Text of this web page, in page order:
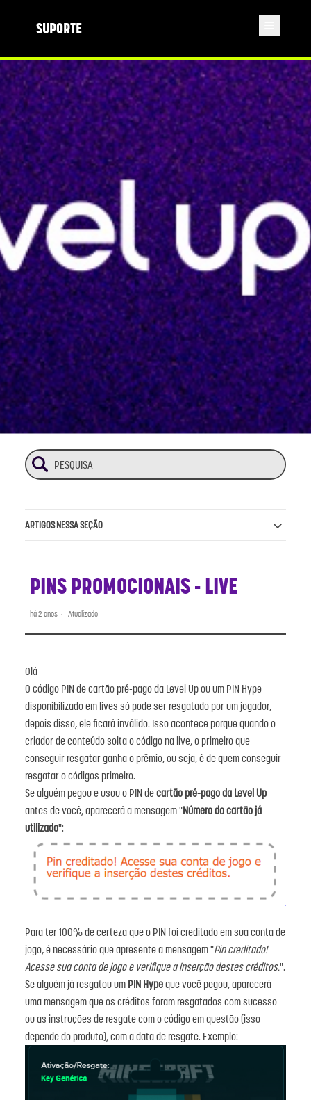
SUPORTE
ARTIGOS NESSA SEÇÃO
PINS PROMOCIONAIS - LIVE
há 2 anos Atualizado
Olá
O código PIN de cartão pré-pago da Level Up ou um PIN Hype
disponibilizado em lives só pode ser resgatado por um jogador,
depois disso, ele ficará inválido. Isso acontece porque quando o
criador de conteúdo solta o código na live, o primeiro que
conseguir resgatar ganha o prêmio, ou seja, é de quem conseguir
resgatar o códigos primeiro.
Se alguém pegou e usou o PIN decartão pré-pago da Level Up
antes de você, aparecerá a mensagem "Número do cartão já
utilizado":
Para ter 100% de certeza que o PIN foi creditado em sua conta de
jogo, é necessário que apresente a mensagem "Pin creditado!
Acesse sua conta de jogo e verifique a inserção destes créditos.".
Se alguém já resgatou um PIN Hypeque você pegou, aparecerá
uma mensagem que os créditos foram resgatados com sucesso
ou as instruções de resgate com o código em questão (isso
depende do produto), com a data de resgate. Exemplo: